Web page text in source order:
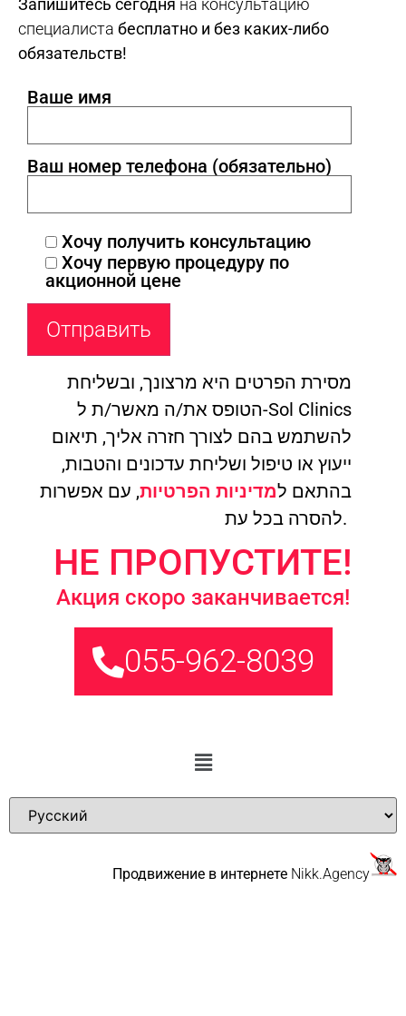
Запишитесь сегодня на консультацию
специалиста бесплатно и без каких-либо
обязательств!
Ваше имя
Ваш номер телефона (обязательно)
Хочу получить консультацию
Хочу первую процедуру по
акционной цене
מסירת הפרטים היא מרצונך, ובשליחת
הטופס את/ה מאשר/ת ל-Sol Clinics
להשתמש בהם לצורך חזרה אליך, תיאום
ייעוץ או טיפול ושליחת עדכונים והטבות,
בהתאם למדיניות הפרטיות, עם אפשרות
להסרה בכל עת.
НЕ ПРОПУСТИТЕ!
Акция скоро заканчивается!
055-962-8039
Продвижение в интернете Nikk.Agency